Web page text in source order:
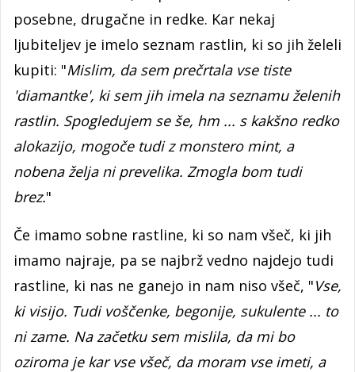
posebne, drugačne in redke. Kar nekaj
ljubiteljev je imelo seznam rastlin, ki so jih želeli
kupiti: "Mislim, da sem prečrtala vse tiste
'diamantke', ki sem jih imela na seznamu želenih
rastlin. Spogledujem se še, hm ... s kakšno redko
alokazijo, mogoče tudi z monstero mint, a
nobena želja ni prevelika. Zmogla bom tudi
brez."
Če imamo sobne rastline, ki so nam všeč, ki jih
imamo najraje, pa se najbrž vedno najdejo tudi
rastline, ki nas ne ganejo in nam niso všeč, "Vse,
ki visijo. Tudi voščenke, begonije, sukulente ... to
ni zame. Na začetku sem mislila, da mi bo
oziroma je kar vse všeč, da moram vse imeti, a